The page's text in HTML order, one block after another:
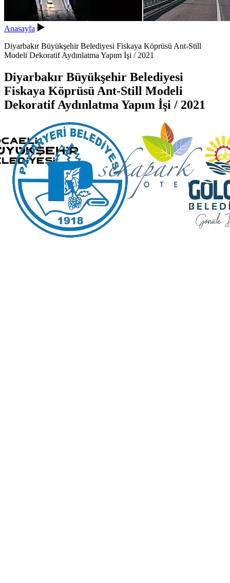
Anasayfa
Diyarbakır Büyükşehir Belediyesi Fiskaya Köprüsü Ant-Still
Modeli Dekoratif Aydınlatma Yapım İşi / 2021
Diyarbakır Büyükşehir Belediyesi
Fiskaya Köprüsü Ant-Still Modeli
Dekoratif Aydınlatma Yapım İşi / 2021